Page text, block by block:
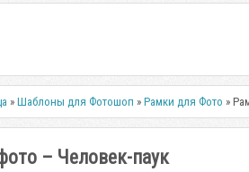
»Шаблоны для Фотошоп »Рамки для Фото »
– Человек-паук